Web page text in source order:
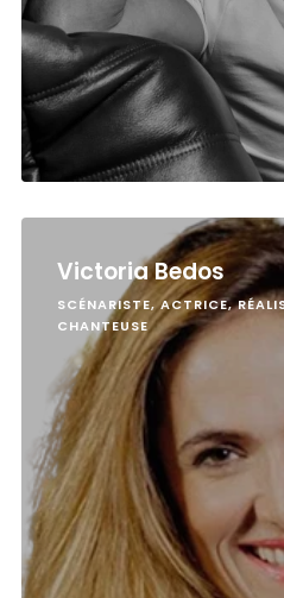
Victoria Bedos
SCÉNARISTE, ACTRICE,
CHANTEUSE